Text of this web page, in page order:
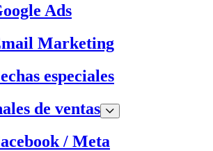
Ads
Marketing
especiales
de ventas
/ Meta